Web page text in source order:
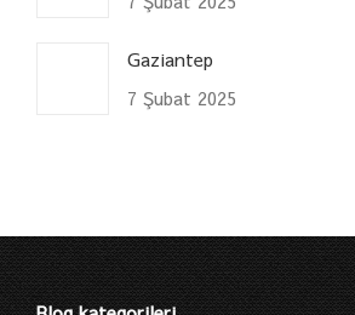
Gaziantep
7 Şubat 2025